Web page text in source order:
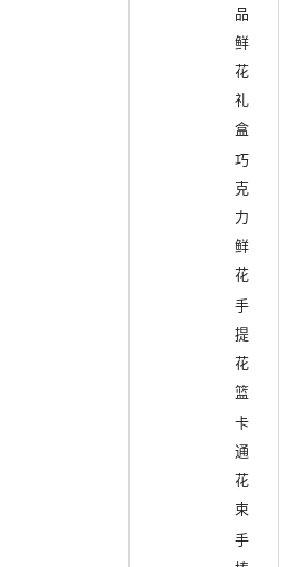
品
鲜
花
礼
盒
巧
克
力
鲜
花
手
提
花
篮
卡
通
花
束
手